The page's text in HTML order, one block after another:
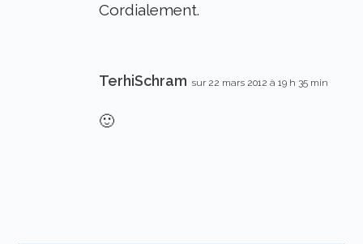
Cordialement.
TerhiSchram sur 22 mars 2012 à 19 h 35 min
🙂